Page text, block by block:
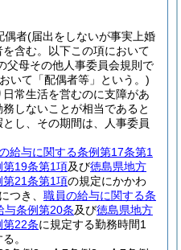
偶者(届出をしないが事実上婚
含む。以下この項において
父母その他人事委員会規則で
いて「配偶者等」という。)
常生活を営むのに支障があ
しないことが相当であると
し、その期間は、人事委員
給与に関する条例第17条第1
第19条第1項及び徳島県地方
第21条第1項の規定にかかわ
つき、 職員の給与に関する条
与条例第20条及び徳島県地方
第22条に規定する勤務時間1
。